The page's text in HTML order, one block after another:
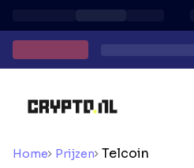
Home Prijzen Telcoin